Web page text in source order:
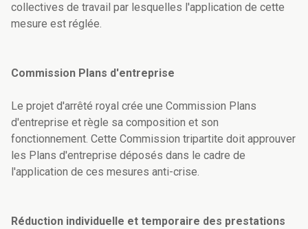
collectives de travail par lesquelles l'application de cette
mesure est réglée.
Commission Plans d'entreprise
Le projet d'arrêté royal crée une Commission Plans
d'entreprise et règle sa composition et son
fonctionnement. Cette Commission tripartite doit approuver
les Plans d'entreprise déposés dans le cadre de
l'application de ces mesures anti-crise.
Réduction individuelle et temporaire des prestations